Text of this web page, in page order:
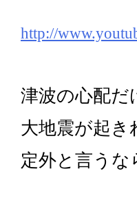
http://
津波の心配だ
大地震が起き
定外と言う